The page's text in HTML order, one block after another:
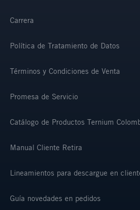
Carrera
Política de Tratamiento de Datos
Términos y Condiciones de Venta
Promesa de Servicio
Catálogo de Productos Ternium
Manual Cliente Retira
Lineamientos para descargue en
Guía novedades en pedidos